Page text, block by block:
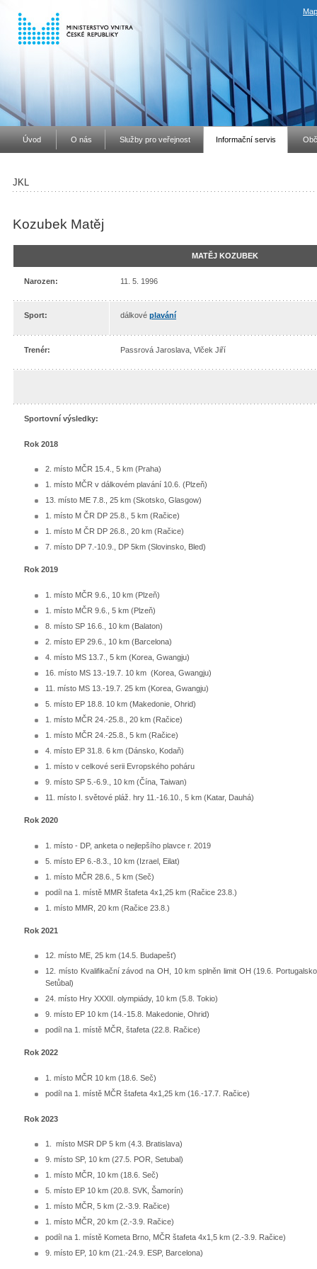
Úvod O nás Služby pro veřejnost Informační servis
JKL
Kozubek Matěj
MATĚJ KOZUBEK
Narozen: 11. 5. 1996
Sport: dálkové plavání
Trenér: Passrová Jaroslava, Vlček Jiří
Sportovní výsledky:
Rok 2018
2. místo MČR 15.4., 5 km (Praha)
1. místo MČR v dálkovém plavání 10.6. (Plzeň)
13. místo ME 7.8., 25 km (Skotsko, Glasgow)
1. místo M ČR DP 25.8., 5 km (Račice)
1. místo M ČR DP 26.8., 20 km (Račice)
7. místo DP 7.-10.9., DP 5km (Slovinsko, Bled)
Rok 2019
1. místo MČR 9.6., 10 km (Plzeň)
1. místo MČR 9.6., 5 km (Plzeň)
8. místo SP 16.6., 10 km (Balaton)
2. místo EP 29.6., 10 km (Barcelona)
4. místo MS 13.7., 5 km (Korea, Gwangju)
16. místo MS 13.-19.7. 10 km (Korea, Gwangju)
11. místo MS 13.-19.7. 25 km (Korea, Gwangju)
5. místo EP 18.8. 10 km (Makedonie, Ohrid)
1. místo MČR 24.-25.8., 20 km (Račice)
1. místo MČR 24.-25.8., 5 km (Račice)
4. místo EP 31.8. 6 km (Dánsko, Kodaň)
1. místo v celkové serii Evropského poháru
9. místo SP 5.-6.9., 10 km (Čína, Taiwan)
11. místo I. světové pláž. hry 11.-16.10., 5 km (Katar, Dauhá)
Rok 2020
1. místo - DP, anketa o nejlepšího plavce r. 2019
5. místo EP 6.-8.3., 10 km (Izrael, Eilat)
1. místo MČR 28.6., 5 km (Seč)
podíl na 1. místě MMR štafeta 4x1,25 km (Račice 23.8.)
1. místo MMR, 20 km (Račice 23.8.)
Rok 2021
12. místo ME, 25 km (14.5. Budapešť)
12. místo Kvalifikační závod na OH, 10 km splněn limit OH (19.6.
Setůbal)
24. místo Hry XXXII. olympiády, 10 km (5.8. Tokio)
9. místo EP 10 km (14.-15.8. Makedonie, Ohrid)
podíl na 1. místě MČR, štafeta (22.8. Račice)
Rok 2022
1. místo MČR 10 km (18.6. Seč)
podíl na 1. místě MČR štafeta 4x1,25 km (16.-17.7. Račice)
Rok 2023
1. místo MSR DP 5 km (4.3. Bratislava)
9. místo SP, 10 km (27.5. POR, Setubal)
1. místo MČR, 10 km (18.6. Seč)
5. místo EP 10 km (20.8. SVK, Šamorín)
1. místo MČR, 5 km (2.-3.9. Račice)
1. místo MČR, 20 km (2.-3.9. Račice)
podíl na 1. místě Kometa Brno, MČR štafeta 4x1,5 km (2.-3.9. Račice)
9. místo EP, 10 km (21.-24.9. ESP, Barcelona)